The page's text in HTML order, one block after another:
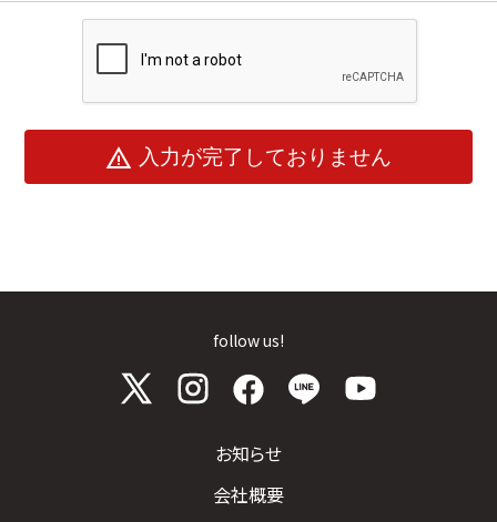
warning 入力が完了しておりません
follow us!
お知らせ
会社概要